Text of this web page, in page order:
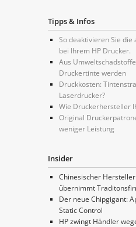
Tipps & Infos
So deaktivieren Sie
bei Ihrem HP Drucker.
Aus
Druckertinte werden
Druckkosten:
Laserdrucker?
Wie Druckerhersteller
Original
weniger Leistung
Insider
Chinesischer
übernimmt
Der neue Chipgigant:
Static Control
HP zwingt Händler